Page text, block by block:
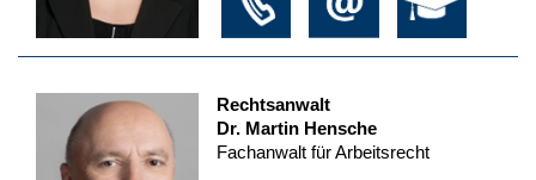
Rechtsanwalt
Dr. Martin Hensche
Fachanwalt für Arbeitsrecht